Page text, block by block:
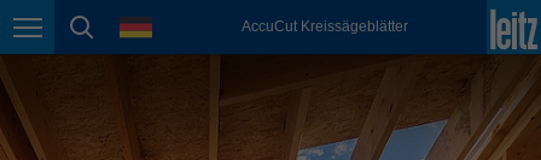
Seitennavigation
Seitensuche
Sprache AccuCut Kreissägeblätter
México
Nederland